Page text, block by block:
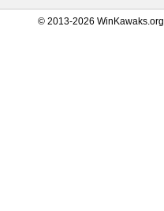
© 2013-2026